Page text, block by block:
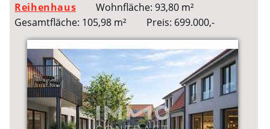
Reihenhaus
Wohnfläche: 93,80 m²
Gesamtfläche: 105,98 m²
Preis: 699.000,-